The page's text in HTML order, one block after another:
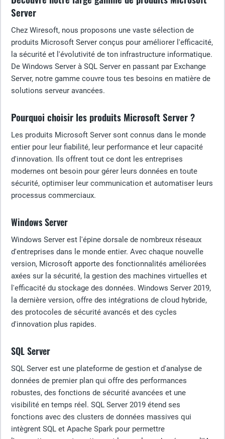
Server
Chez Wiresoft, nous proposons une vaste sélection de
produits Microsoft Server conçus pour améliorer l'efficacité,
la sécurité et l'évolutivité de ton infrastructure informatique.
De Windows Server à SQL Server en passant par Exchange
Server, notre gamme couvre tous tes besoins en matière de
solutions serveur avancées.
Pourquoi choisir les produits Microsoft Server ?
Les produits Microsoft Server sont connus dans le monde
entier pour leur fiabilité, leur performance et leur capacité
d'innovation. Ils offrent tout ce dont les entreprises
modernes ont besoin pour gérer leurs données en toute
sécurité, optimiser leur communication et automatiser leurs
processus commerciaux.
Windows Server
Windows Server est l'épine dorsale de nombreux réseaux
d'entreprises dans le monde entier. Avec chaque nouvelle
version, Microsoft apporte des fonctionnalités améliorées
axées sur la sécurité, la gestion des machines virtuelles et
l'efficacité du stockage des données. Windows Server 2019,
la dernière version, offre des intégrations de cloud hybride,
des protocoles de sécurité avancés et des cycles
d'innovation plus rapides.
SQL Server
SQL Server est une plateforme de gestion et d'analyse de
données de premier plan qui offre des performances
robustes, des fonctions de sécurité avancées et une
visibilité en temps réel. SQL Server 2019 étend ses
fonctions avec des clusters de données massives qui
intègrent SQL et Apache Spark pour permettre